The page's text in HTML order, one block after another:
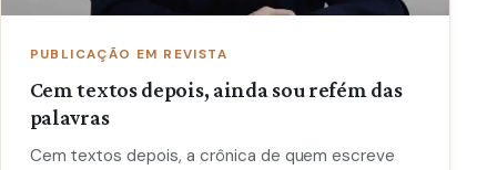
PUBLICAÇÃO EM REVISTA
Cem textos depois, ainda sou refém das
palavras
Cem textos depois, a crônica de quem escreve